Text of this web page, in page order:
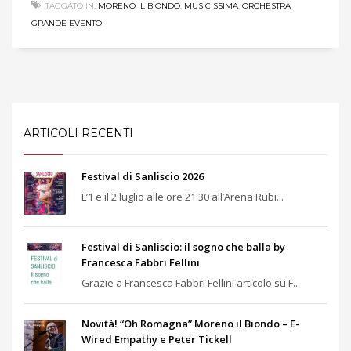
TAGGATO IN: MORENO IL BIONDO, MUSICISSIMA, ORCHESTRA
GRANDE EVENTO
ARTICOLI RECENTI
Festival di Sanliscio 2026
L’1 e il 2 luglio alle ore 21.30 all’Arena Rubi...
Festival di Sanliscio: il sogno che balla by
Francesca Fabbri Fellini
Grazie a Francesca Fabbri Fellini articolo su F...
Novità! “Oh Romagna” Moreno il Biondo – E-
Wired Empathy e Peter Tickell